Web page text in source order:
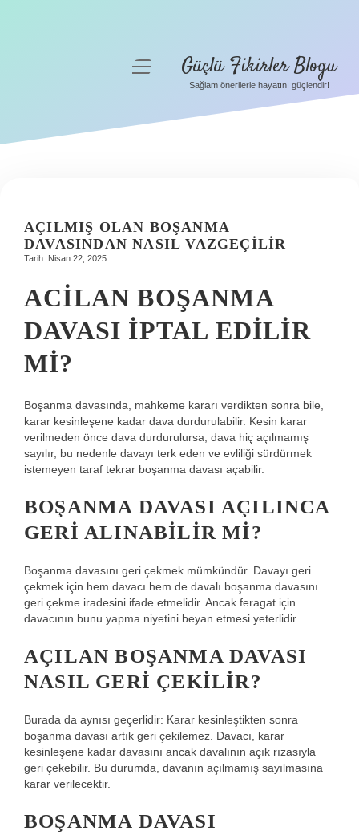
Gizlilik Politikası
menüyü
aç
Güçlü Fikirler Blogu
Sağlam önerilerle hayatını güçlendir!
AÇILMIŞ OLAN BOŞANMA
DAVASINDAN NASIL VAZGEÇILIR
Tarih: Nisan 22, 2025
ACILAN BOŞANMA
DAVASI IPTAL EDILIR
MI?
Boşanma davasında, mahkeme kararı verdikten sonra bile,
karar kesinleşene kadar dava durdurulabilir. Kesin karar
verilmeden önce dava durdurulursa, dava hiç açılmamış
sayılır, bu nedenle davayı terk eden ve evliliği sürdürmek
istemeyen taraf tekrar boşanma davası açabilir.
BOŞANMA DAVASI AÇILINCA
GERI ALINABILIR MI?
Boşanma davasını geri çekmek mümkündür. Davayı geri
çekmek için hem davacı hem de davalı boşanma davasını
geri çekme iradesini ifade etmelidir. Ancak feragat için
davacının bunu yapma niyetini beyan etmesi yeterlidir.
AÇILAN BOŞANMA DAVASI
NASIL GERI ÇEKILIR?
Burada da aynısı geçerlidir: Karar kesinleştikten sonra
boşanma davası artık geri çekilemez. Davacı, karar
kesinleşene kadar davasını ancak davalının açık rızasıyla
geri çekebilir. Bu durumda, davanın açılmamış sayılmasına
karar verilecektir.
BOŞANMA DAVASI